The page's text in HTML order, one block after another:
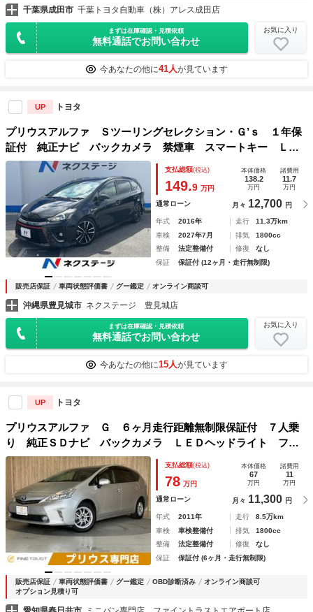
千葉県成田市 千葉トヨタ自動車（株）アレス成田店
まずは在庫確認・見積依頼
無料通話でお問い合わせ
お気に入り
今あなたの他に41人が見ています
UP トヨタ
プリウスアルファ Ｓツーリングセレクション・Ｇ’ｓ １年保
証付 純正ナビ バックカメラ 禁煙車 スマートキー ＬＥ
Ｄヘッド ＥＴＣ 純正１８インチアルミ オートライト Ｃ
Ｄ ＤＶＤ再生 フルセグ ＬＥＤフォグ
支払総額(税込)
149.9 万円
本体価格
138.2
万円
諸費用
11.7
万円
通常ローン 月々 12,700 円
年式 2016年 走行
11.3万km
車検
2027年7月 排気
1800cc
整備
法定整備付 修復
なし
保証
保証付 (12ヶ月・走行無制限)
販売店保証 車両状態評価書 グー鑑定 オンライン商談可
沖縄県豊見城市 ネクステージ 豊見城店
まずは在庫確認・見積依頼
無料通話でお問い合わせ
お気に入り
今あなたの他に15人が見ています
UP トヨタ
プリウスアルファ Ｇ ６ヶ月走行距離無制限保証付 ７人乗
り 純正ＳＤナビ バックカメラ ＬＥＤヘッドライト フル
セグＴＶ 禁煙車 ＥＴＣ Ｂｌｕｅｔｏｏｔｈ対応 スマー
トキー ＤＶＤ再生 クルーズコントロール
支払総額(税込)
78 万円
本体価格
67
万円
諸費用
11
万円
通常ローン 月々 11,300 円
年式 2011年 走行
8.5万km
車検
車検整備付 排気
1800cc
整備
法定整備付 修復
なし
保証
保証付 (6ヶ月・走行無制限)
販売店保証 車両状態評価書 グー鑑定 OBD診断済み
オンライン商談可
オプション見積り可